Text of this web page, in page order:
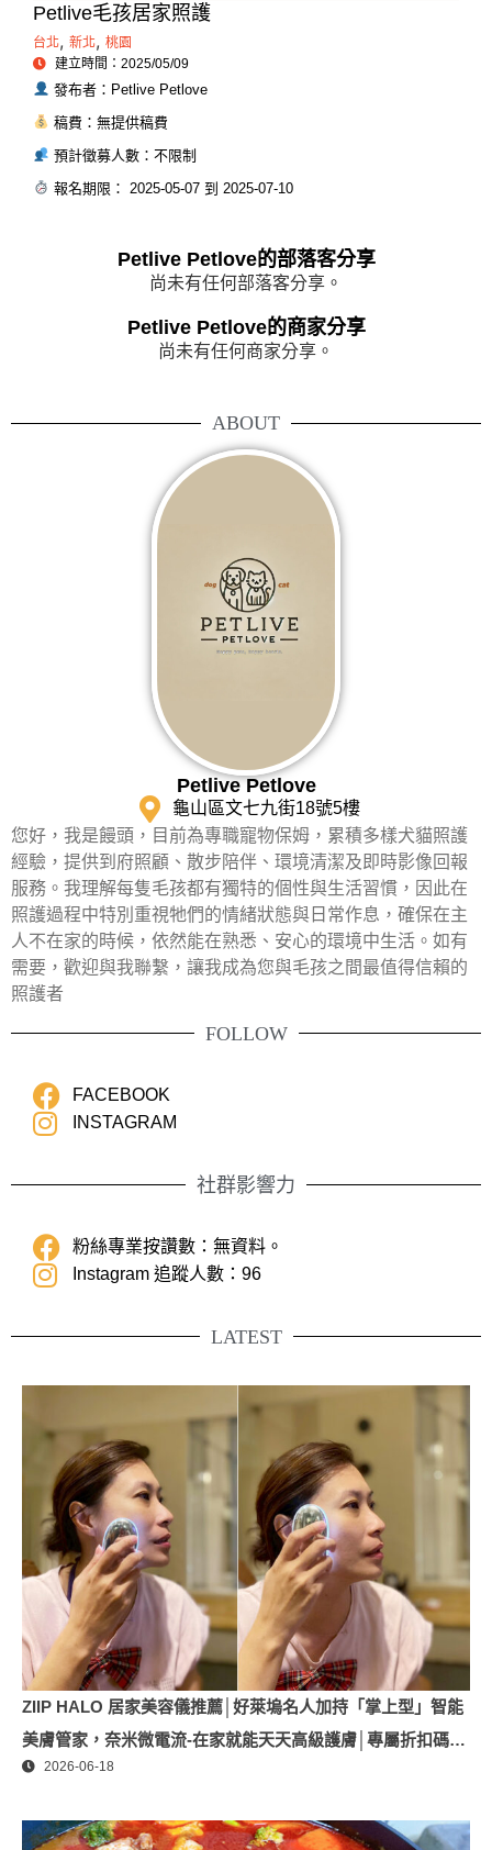
Petlive毛孩居家照護
台北, 新北, 桃園
建立時間：2025/05/09
發布者：Petlive Petlove
稿費：無提供稿費
預計徵募人數：不限制
報名期限： 2025-05-07 到 2025-07-10
Petlive Petlove的部落客分享
尚未有任何部落客分享。
Petlive Petlove的商家分享
尚未有任何商家分享。
ABOUT
Petlive Petlove
龜山區文七九街18號5樓
您好，我是饅頭，目前為專職寵物保姆，累積多樣犬貓照護
經驗，提供到府照顧、散步陪伴、環境清潔及即時影像回報
服務。我理解每隻毛孩都有獨特的個性與生活習慣，因此在
照護過程中特別重視牠們的情緒狀態與日常作息，確保在主
人不在家的時候，依然能在熟悉、安心的環境中生活。如有
需要，歡迎與我聯繫，讓我成為您與毛孩之間最值得信賴的
照護者
FOLLOW
FACEBOOK
INSTAGRAM
社群影響力
粉絲專業按讚數：無資料。
Instagram 追蹤人數：96
LATEST
ZIIP HALO 居家美容儀推薦│好萊塢名人加持「掌上型」智能
美膚管家，奈米微電流-在家就能天天高級護膚│專屬折扣碼
【ZPLAI】額外9折
2026-06-18